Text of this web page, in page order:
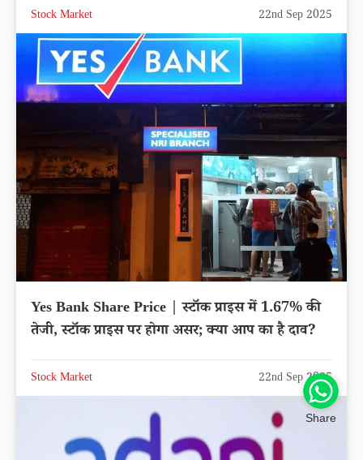
Stock Market 22nd Sep 2025
Yes Bank Share Price | स्टॉक प्राइस में 1.67% की
तेजी, स्टॉक प्राइस पर होगा असर; क्या आप का है दाव?
Stock Market 22nd Sep 2025
Share